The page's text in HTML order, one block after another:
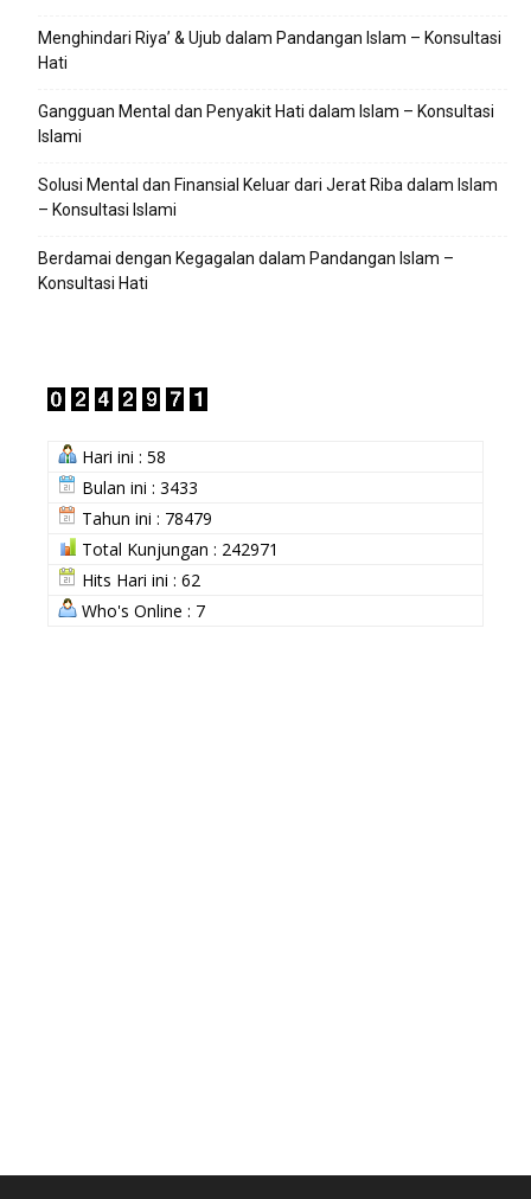
Menghindari Riya’ & Ujub dalam Pandangan Islam – Konsultasi
Hati
Gangguan Mental dan Penyakit Hati dalam Islam – Konsultasi
Islami
Solusi Mental dan Finansial Keluar dari Jerat Riba dalam Islam
– Konsultasi Islami
Berdamai dengan Kegagalan dalam Pandangan Islam –
Konsultasi Hati
Hari ini : 58
Bulan ini : 3433
Tahun ini : 78479
Total Kunjungan : 242971
Hits Hari ini : 62
Who's Online : 7